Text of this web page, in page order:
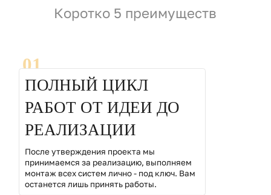
Коротко 5 преимуществ
01
ПОЛНЫЙ ЦИКЛ
РАБОТ ОТ ИДЕИ ДО
РЕАЛИЗАЦИИ
После утверждения проекта мы
принимаемся за реализацию, выполняем
монтаж всех систем лично - под ключ. Вам
останется лишь принять работы.